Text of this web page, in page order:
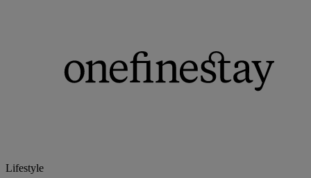
Lifestyle